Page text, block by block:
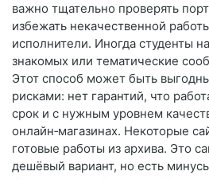
важно тщательно проверять
избежать некачественной
исполнители. Иногда студенты
знакомых или тематические
Этот способ может быть
рисками: нет гарантий, что
срок и с нужным уровнем
онлайн‑магазинах. Некоторые
готовые работы из архива. Это
дешёвый вариант, но есть